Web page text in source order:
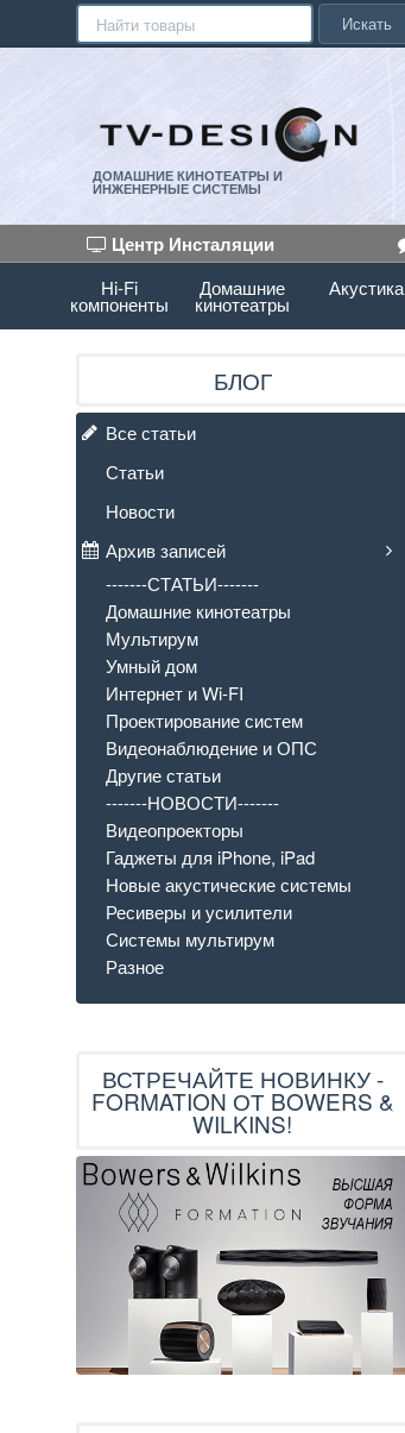
Искать
ДОМАШНИЕ КИНОТЕАТРЫ И
ИНЖЕНЕРНЫЕ СИСТЕМЫ
Центр Инсталяции
Hi-Fi
компоненты
Домашние
кинотеатры
Акустика
БЛОГ
Все статьи
Статьи
Новости
Архив записей
-------СТАТЬИ-------
Домашние кинотеатры
Мультирум
Умный дом
Интернет и Wi-FI
Проектирование систем
Видеонаблюдение и ОПС
Другие статьи
-------НОВОСТИ-------
Видеопроекторы
Гаджеты для iPhone, iPad
Новые акустические системы
Ресиверы и усилители
Системы мультирум
Разное
ВСТРЕЧАЙТЕ НОВИНКУ -
FORMATION ОТ BOWERS &
WILKINS!